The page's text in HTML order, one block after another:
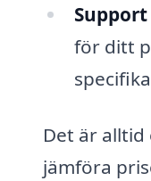
för ditt
Det är
jämföra